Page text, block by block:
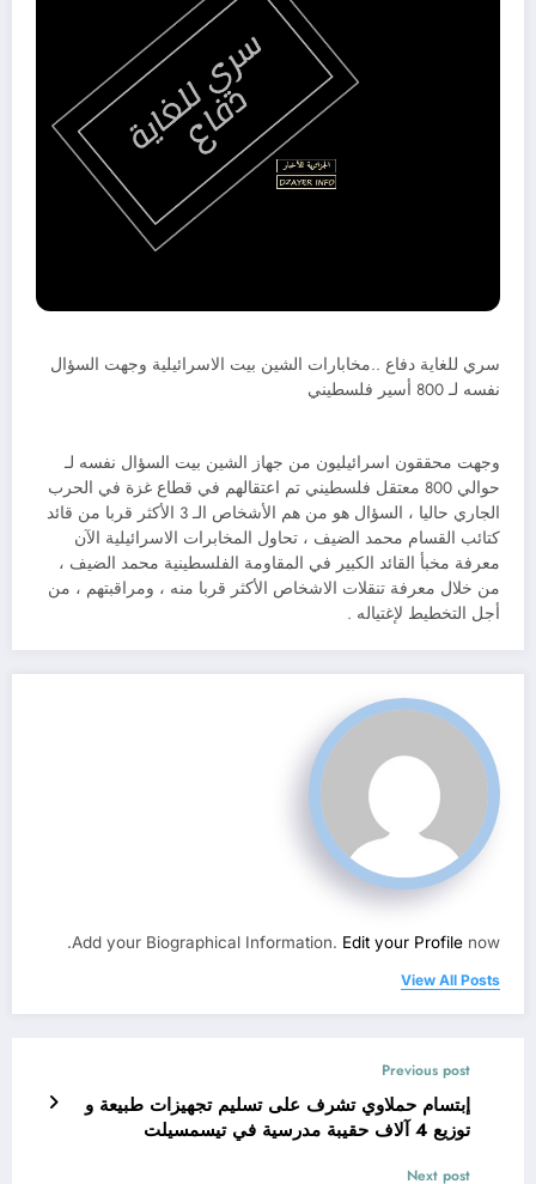
سري للغاية دفاع ..مخابارات الشين بيت الاسرائيلية وجهت السؤال
نفسه لـ 800 أسير فلسطيني
وجهت محققون اسرائيليون من جهاز الشين بيت السؤال نفسه لـ
حوالي 800 معتقل فلسطيني تم اعتقالهم في قطاع غزة في الحرب
الجاري حاليا ، السؤال هو من هم الأشخاص الـ 3 الأكثر قربا من قائد
كتائب القسام محمد الضيف ، تحاول المخابرات الاسرائيلية الآن
معرفة مخبأ القائد الكبير في المقاومة الفلسطينية محمد الضيف ،
من خلال معرفة تنقلات الاشخاص الأكثر قربا منه ، ومراقبتهم ، من
أجل التخطيط لإغتياله .
Add your Biographical Information. Edit your Profile now.
View All Posts
Previous post
إبتسام حملاوي تشرف على تسليم تجهيزات طبيعة و
توزيع 4 آلاف حقيبة مدرسية في تيسمسيلت
Next post